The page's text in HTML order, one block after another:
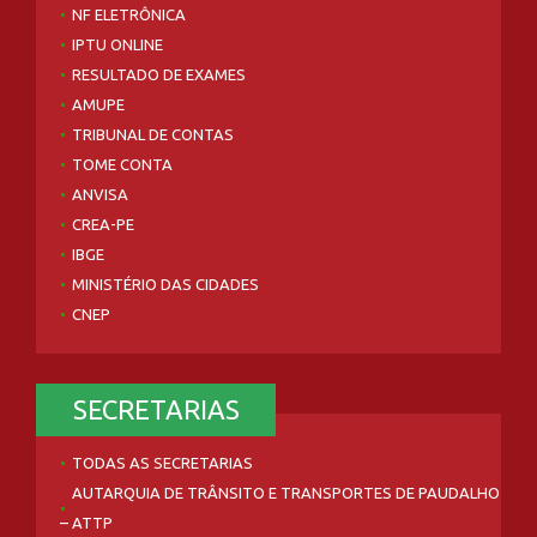
NF ELETRÔNICA
IPTU ONLINE
RESULTADO DE EXAMES
AMUPE
TRIBUNAL DE CONTAS
TOME CONTA
ANVISA
CREA-PE
IBGE
MINISTÉRIO DAS CIDADES
CNEP
SECRETARIAS
TODAS AS SECRETARIAS
AUTARQUIA DE TRÂNSITO E TRANSPORTES DE PAUDALHO
– ATTP